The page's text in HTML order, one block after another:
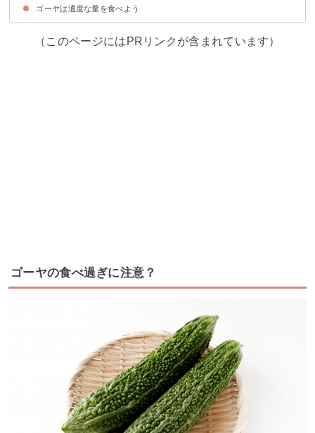
①ゴーヤサラダ
②ゴーヤとベーコンの卵とじ
ゴーヤは適度な量を食べよう
（このページにはPRリンクが含まれています）
ゴーヤの食べ過ぎに注意？